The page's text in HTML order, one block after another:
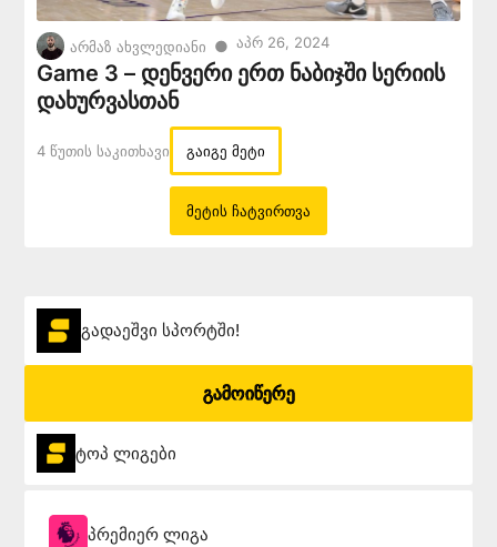
არმაზ ახვლედიანი ● Აპრ 26, 2024
Game 3 – დენვერი ერთ ნაბიჯში სერიის
დახურვასთან
4 Წუთის Საკითხავი გაიგე მეტი
მეტის ჩატვირთვა
გადაეშვი სპორტში!
გამოიწერე
ტოპ ლიგები
პრემიერ ლიგა